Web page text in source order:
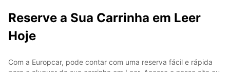
Reserve a Sua Carrinha em Leer
Hoje
Com a Europcar, pode contar com uma reserva fácil e rápida